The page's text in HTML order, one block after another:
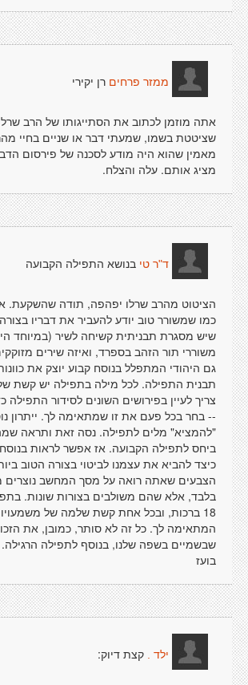
ממזר פרחים רן יקירי
אתה מוזמן לכתוב את הסתייגותו של הרב
שציטטת בשמו, שמעתי דבר או שניים בחיי
מאמין שהוא היה מודע לסכנה של פירסום
מציג אותם. עלה והצלח.
ד"ר טי בנושא התפילה הקבועה
הציטוט מהרב שרלו יפהפה, תודה שהשקעת.
כמו שמשורר טוב יודע להעביר את דבריו
שיש מסגרת תבניתית קשיחה לשיר (במיוחד
משוררי תור הזהב בספרד, ואיזה שירים
גם היהודי המתפלל בנוסח קבוע יוצק את
תבנית התפילה. לכל מילה בתפילה יש קשת
צריך לעיין בפירושים השונים לסידור התפילה
-- בחר בכל פעם את זו שמתאימה לך. ייתרון
"להמציא" מלים לתפילה. נסה זאת ותראה
ביחס לתפילה הקבועה. אז אפשר לראות
כיצד להביא את עצמנו לביטוי בצורה הטוב
הצבעים שאתה רואה על מסך המחשב
בלבד, אלא שהם משולבים בצורות שונות.
18 ברכות, ובכל אחת קשת שלמה של
המתאימה לך. כל זה לא סותר, כמובן, את
שבשמיים בשפה שלנו, בנוסף לתפילה
בועז
ילד . קצת דיוק: